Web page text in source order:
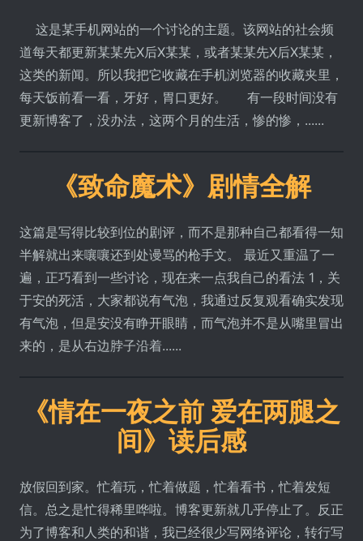
这是某手机网站的一个讨论的主题。该网站的社会频
道每天都更新某某先X后X某某，或者某某先X后X某某，
这类的新闻。所以我把它收藏在手机浏览器的收藏夹里，
每天饭前看一看，牙好，胃口更好。 有一段时间没有
更新博客了，没办法，这两个月的生活，惨的惨，......
《致命魔术》剧情全解
这篇是写得比较到位的剧评，而不是那种自己都看得一知
半解就出来嚷嚷还到处谩骂的枪手文。 最近又重温了一
遍，正巧看到一些讨论，现在来一点我自己的看法 1，关
于安的死活，大家都说有气泡，我通过反复观看确实发现
有气泡，但是安没有睁开眼睛，而气泡并不是从嘴里冒出
来的，是从右边脖子沿着......
《情在一夜之前 爱在两腿之
间》读后感
放假回到家。忙着玩，忙着做题，忙着看书，忙着发短
信。总之是忙得稀里哗啦。博客更新就几乎停止了。反正
为了博客和人类的和谐，我已经很少写网络评论，转行写